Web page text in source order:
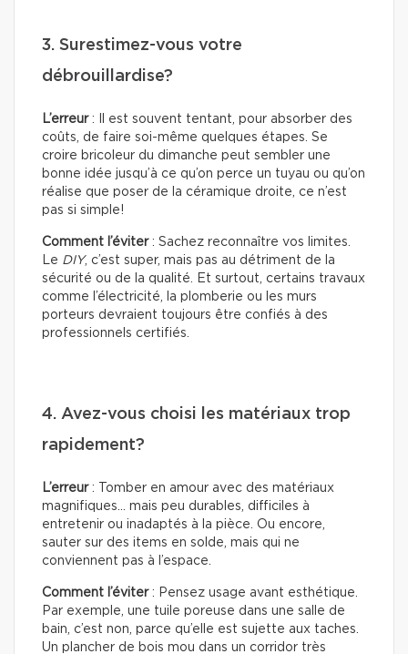
3. Surestimez-vous votre
débrouillardise?
L’erreur: Il est souvent tentant, pour absorber des
coûts, de faire soi-même quelques étapes. Se
croire bricoleur du dimanche peut sembler une
bonne idée jusqu’à ce qu’on perce un tuyau ou qu’on
réalise que poser de la céramique droite, ce n’est
pas si simple!
Comment l’éviter: Sachez reconnaître vos limites.
Le DIY, c’est super, mais pas au détriment de la
sécurité ou de la qualité. Et surtout, certains travaux
comme l’électricité, la plomberie ou les murs
porteurs devraient toujours être confiés à des
professionnels certifiés.
4. Avez-vous choisi les matériaux trop
rapidement?
L’erreur: Tomber en amour avec des matériaux
magnifiques… mais peu durables, difficiles à
entretenir ou inadaptés à la pièce. Ou encore,
sauter sur des items en solde, mais qui ne
conviennent pas à l’espace.
Comment l’éviter: Pensez usage avant esthétique.
Par exemple, une tuile poreuse dans une salle de
bain, c’est non, parce qu’elle est sujette aux taches.
Un plancher de bois mou dans un corridor très